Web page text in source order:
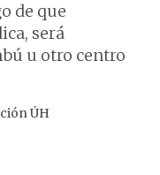
de que
será
u otro centro
ÚH